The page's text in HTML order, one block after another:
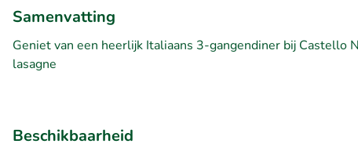
Samenvatting
Geniet van een heerlijk Italiaans 3-gangendiner bij Castello
lasagne
Beschikbaarheid